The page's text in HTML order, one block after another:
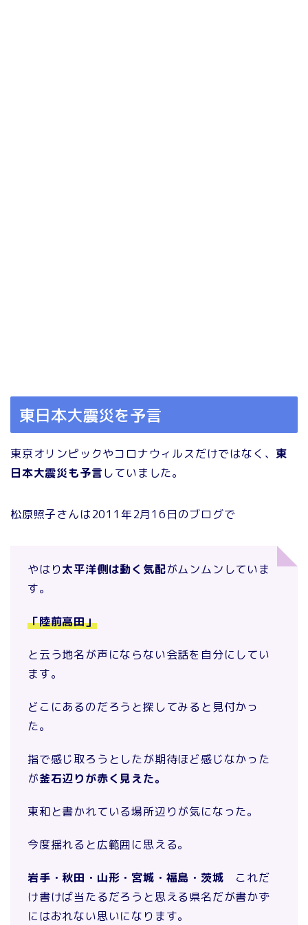
東日本大震災を予言
東京オリンピックやコロナウィルスだけではなく、 東
日本大震災も予言していました。
松原照子さんは2011年2月16日のブログで
やはり太平洋側は動く気配がムンムンしていま
す。
「陸前高田」
と云う地名が声にならない会話を自分にしてい
ます。
どこにあるのだろうと探してみると見付かっ
た。
指で感じ取ろうとしたが期待ほど感じなかった
が釜石辺りが赤く見えた。
東和と書かれている場所辺りが気になった。
今度揺れると広範囲に思える。
岩手・秋田・山形・宮城・福島・茨城 これだ
け書けば当たるだろうと思える県名だが書かず
にはおれない思いになります。